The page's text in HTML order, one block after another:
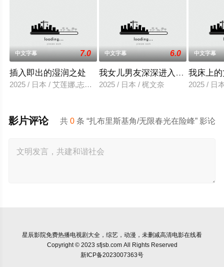
中文字幕 7.0
插入即出的湿润之处
2025 / 日本 / 艾莲娜,志美健
中文字幕 6.0
我女儿男友深深进入我的身体
2025 / 日本 / 梶文奈
中文字幕
我床上
2025 / 日
共0 条 “扎布里斯基角/无限春光在险峰” 影论
影片评论
星辰影院免费热播电视剧大全，综艺，动漫，未删减高清电影在线看
Copyright © 2023 sfjsb.com All Rights Reserved
新ICP备2023007363号